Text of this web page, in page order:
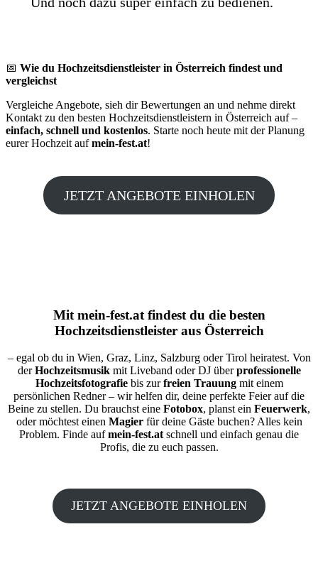
📅 Wie du Hochzeitsdienstleister in Österreich findest und
vergleichst
Vergleiche Angebote, sieh dir Bewertungen an und nehme direkt
Kontakt zu den besten Hochzeitsdienstleistern in Österreich auf –
einfach, schnell und kostenlos. Starte noch heute mit der Planung
eurer Hochzeit aufmein-fest.at!
JETZT ANGEBOTE EINHOLEN
Mit mein-fest.atfindest du die besten
Hochzeitsdienstleister aus Österreich
– egal ob du in Wien, Graz, Linz, Salzburg oder Tirol heiratest. Von
derHochzeitsmusikmit Liveband oder DJ überprofessionelle
Hochzeitsfotografiebis zurfreien Trauungmit einem
persönlichen Redner – wir helfen dir, deine perfekte Feier auf die
Beine zu stellen. Du brauchst eine Fotobox, planst ein Feuerwerk,
oder möchtest einen Magierfür deine Gäste buchen? Alles kein
Problem. Finde aufmein-fest.atschnell und einfach genau die
Profis, die zu euch passen.
JETZT ANGEBOTE EINHOLEN